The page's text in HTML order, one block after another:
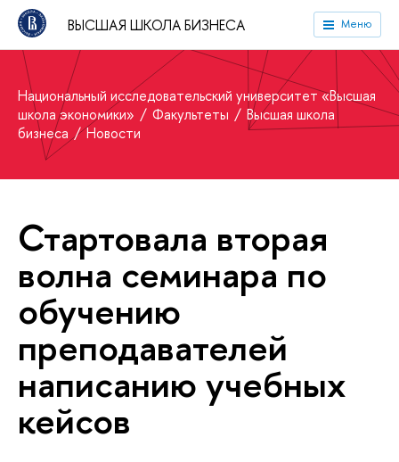
ВЫСШАЯ ШКОЛА БИЗНЕСА Меню
Национальный исследовательский университет «Высшая
школа экономики»
Факультеты
Высшая школа
бизнеса
Новости
Стартовала вторая
волна семинара по
обучению
преподавателей
написанию учебных
кейсов